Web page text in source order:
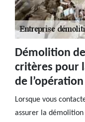
Démolition
critères pour
de l’opération
Lorsque vous
assurer la